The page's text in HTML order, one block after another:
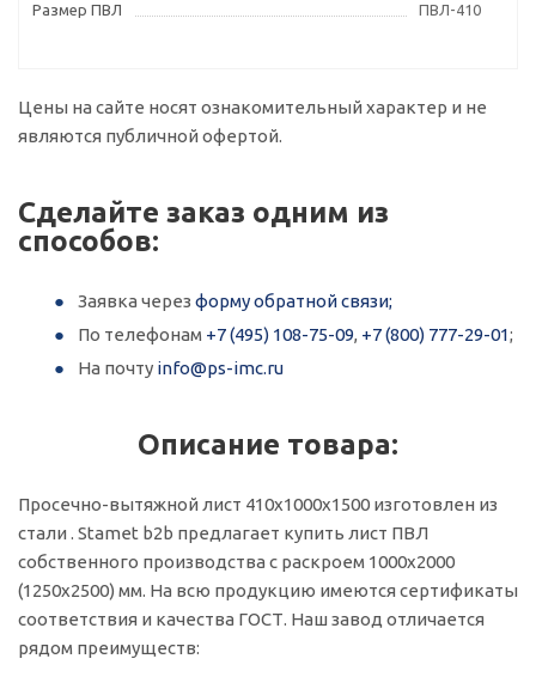
Размер ПВЛ
ПВЛ-410
Цены на сайте носят ознакомительный характер и не
являются публичной офертой.
Сделайте заказ одним из
способов:
Заявка через форму обратной связи;
По телефонам +7 (495) 108-75-09, +7 (800) 777-29-01;
На почту info@ps-imc.ru
Описание товара:
Просечно-вытяжной лист 410х1000х1500 изготовлен из
стали . Stamet b2b предлагает купить лист ПВЛ
собственного производства с раскроем 1000х2000
(1250х2500) мм. На всю продукцию имеются сертификаты
соответствия и качества ГОСТ. Наш завод отличается
рядом преимуществ: